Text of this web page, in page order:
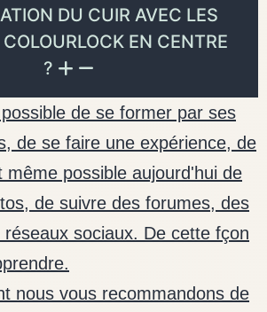
DU CUIR AVEC LES
EN CENTRE
?
de se former par ses
de se faire une expérience, de
possible aujourd'hui de
de suivre des forumes, des
sociaux. De cette fçon
nous vous recommandons de